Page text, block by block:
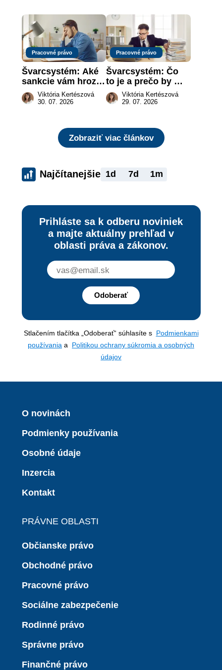
Pracovné právo
Švarcsystém: Aké
sankcie vám hrozia
a prečo nestačí
zaplatiť pokutu?
Viktória Kertészová
30. 07. 2026
Pracovné právo
Švarcsystém: Čo
to je a prečo by
vás to malo
zaujímať
Viktória Kertészová
29. 07. 2026
Zobraziť viac článkov
Najčítanejšie 1d 7d 1m
Prihláste sa k odberu noviniek
a majte aktuálny prehľad v
oblasti práva a zákonov.
Odoberať
Stlačením tlačítka „Odoberať“ súhlasíte s Podmienkami
používania a Politikou ochrany súkromia a osobných
údajov
O novinách
Podmienky používania
Osobné údaje
Inzercia
Kontakt
PRÁVNE OBLASTI
Občianske právo
Obchodné právo
Pracovné právo
Sociálne zabezpečenie
Rodinné právo
Správne právo
Finančné právo